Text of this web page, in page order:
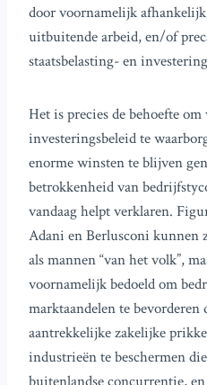
door voornamelijk
uitbuitende arbeid, en/of
staatsbelasting- en
Het is precies de behoefte
investeringsbeleid te
enorme winsten te blijven
betrokkenheid van
vandaag helpt verklaren.
Adani en Berlusconi kunnen
als mannen “van het volk”,
voornamelijk bedoeld om
marktaandelen te
aantrekkelijke zakelijke
industrieën te beschermen